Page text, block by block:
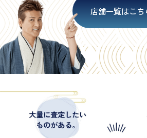
店舗一覧はこち